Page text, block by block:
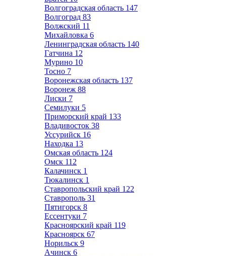
Волгоградская область 147
Волгоград 83
Волжский 11
Михайловка 6
Ленинградская область 140
Гатчина 12
Мурино 10
Тосно 7
Воронежская область 137
Воронеж 88
Лиски 7
Семилуки 5
Приморский край 133
Владивосток 38
Уссурийск 16
Находка 13
Омская область 124
Омск 112
Калачинск 1
Тюкалинск 1
Ставропольский край 122
Ставрополь 31
Пятигорск 8
Ессентуки 7
Красноярский край 119
Красноярск 67
Норильск 9
Ачинск 6